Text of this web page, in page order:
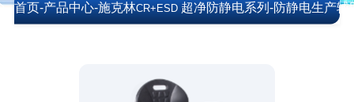
首页-产品中心-施克林CR+ESD超净防静电系列-防静电生产辅